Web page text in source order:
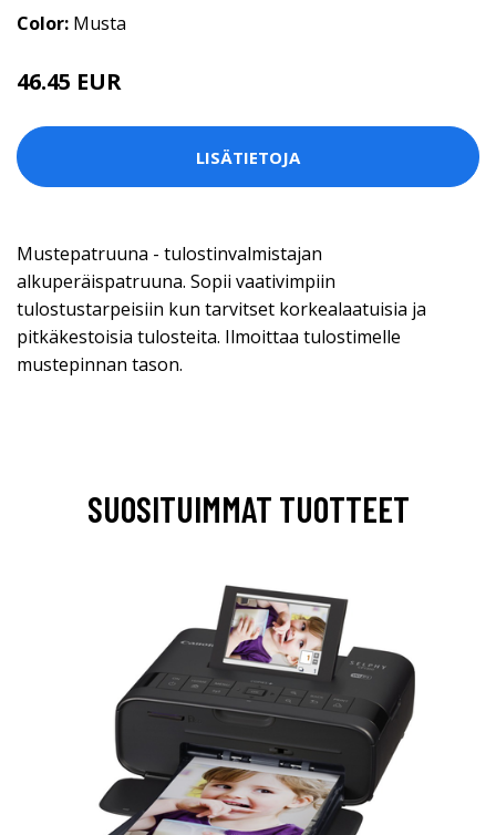
Color: Musta
46.45 EUR
LISÄTIETOJA
Mustepatruuna - tulostinvalmistajan
alkuperäispatruuna. Sopii vaativimpiin
tulostustarpeisiin kun tarvitset korkealaatuisia ja
pitkäkestoisia tulosteita. Ilmoittaa tulostimelle
mustepinnan tason.
SUOSITUIMMAT TUOTTEET